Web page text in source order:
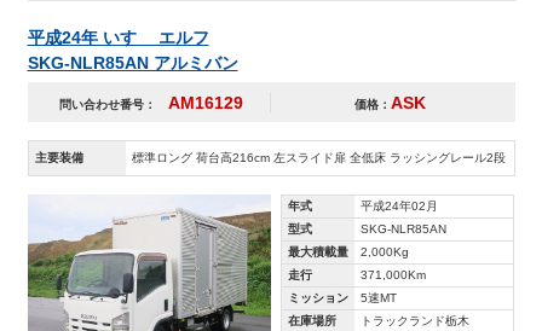
平成24年 いすゞ エルフ
SKG-NLR85AN アルミバン
問い合わせ番号： AM16129 価格： ASK
主要装備 標準ロング 荷台高216cm 左スライド扉 全低床 ラッシングレール2段
年式
平成24年02月
型式
SKG-NLR85AN
最大積載量
2,000Kg
走行
371,000Km
ミッション
5速MT
在庫場所
トラックランド栃木